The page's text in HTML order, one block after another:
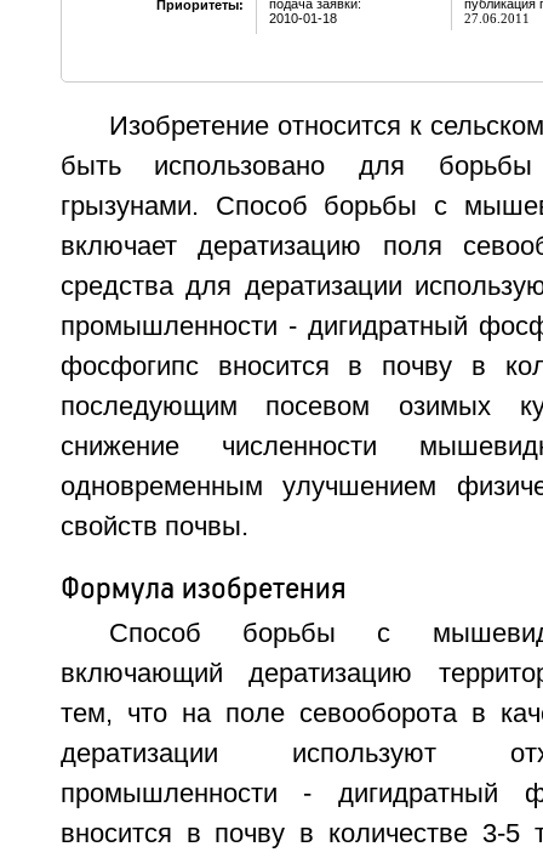
Приоритеты:
подача заявки:
2010-01-18
публикация
27.06.2011
Изобретение относится к
быть использовано для
грызунами. Способ борьбы с
включает дератизацию поля
средства для дератизации
промышленности - дигидратный
фосфогипс вносится в почву в
последующим посевом озимых
снижение численности
одновременным улучшением
свойств почвы.
Формула изобретения
Способ борьбы с
включающий дератизацию
тем, что на поле севооборота в
дератизации используют
промышленности - дигидратный
вносится в почву в количестве 3-